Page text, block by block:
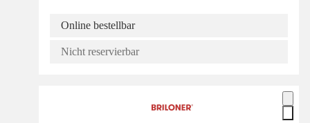
Online bestellbar
Nicht reservierbar